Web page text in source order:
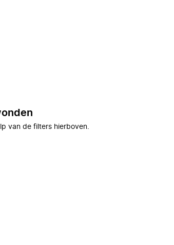
van de filters hierboven.